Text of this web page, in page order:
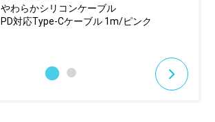
やわらかシリコンケーブル
PD対応Type-Cケーブル 1m/ピンク